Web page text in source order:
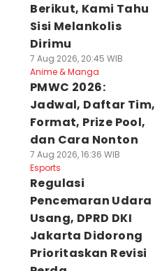
Berikut, Kami Tahu
Sisi Melankolis
Dirimu
7 Aug 2026, 20:45 WIB
Anime & Manga
PMWC 2026:
Jadwal, Daftar Tim,
Format, Prize Pool,
dan Cara Nonton
7 Aug 2026, 16:36 WIB
Esports
Regulasi
Pencemaran Udara
Usang, DPRD DKI
Jakarta Didorong
Prioritaskan Revisi